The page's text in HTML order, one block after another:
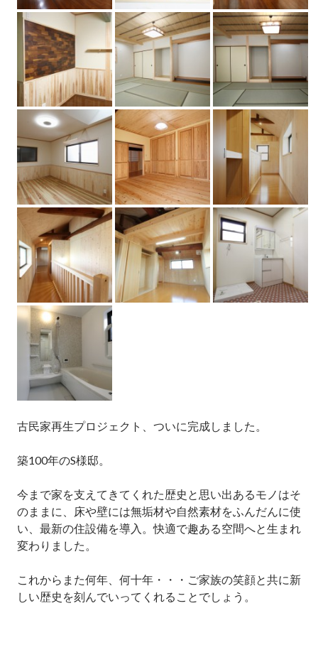
古民家再生プロジェクト、ついに完成しました。
築100年のS様邸。
今まで家を支えてきてくれた歴史と思い出あるモノはそ
のままに、床や壁には無垢材や自然素材をふんだんに使
い、最新の住設備を導入。快適で趣ある空間へと生まれ
変わりました。
これからまた何年、何十年・・・ご家族の笑顔と共に新
しい歴史を刻んでいってくれることでしょう。